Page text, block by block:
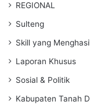
REGIONAL
Sulteng
Skill yang
Laporan Khusus
Sosial & Politik
Kabupaten Tanah